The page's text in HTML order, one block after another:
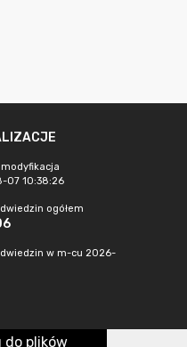
07 10:38:26
ogółem
w m-cu 2026-
do plików